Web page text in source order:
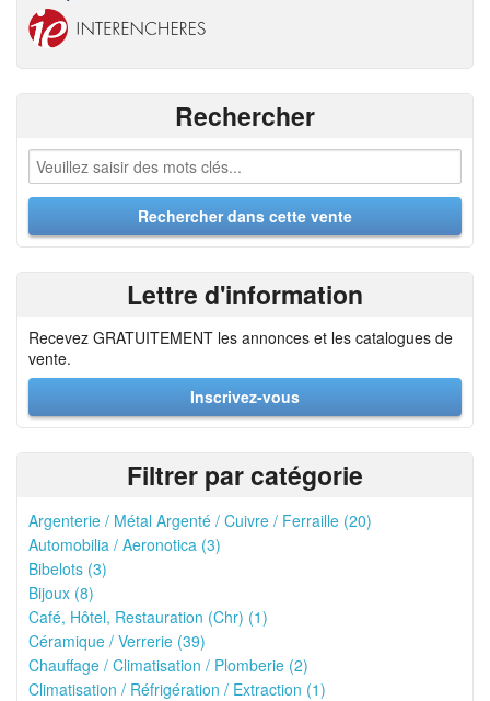
Rechercher
Lettre d'information
Recevez GRATUITEMENT les annonces et les catalogues de
vente.
Inscrivez-vous
Filtrer par catégorie
Argenterie / Métal Argenté / Cuivre / Ferraille (20)
Automobilia / Aeronotica (3)
Bibelots (3)
Bijoux (8)
Café, Hôtel, Restauration (Chr) (1)
Céramique / Verrerie (39)
Chauffage / Climatisation / Plomberie (2)
Climatisation / Réfrigération / Extraction (1)